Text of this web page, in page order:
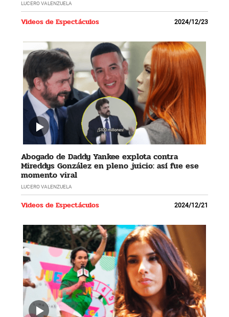
LUCERO VALENZUELA
Videos de Espectáculos 2024/12/23
Abogado de Daddy Yankee explota contra
Mireddys González en pleno juicio: así fue ese
momento viral
LUCERO VALENZUELA
Videos de Espectáculos 2024/12/21